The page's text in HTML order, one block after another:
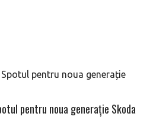
pentru noua generație Skoda